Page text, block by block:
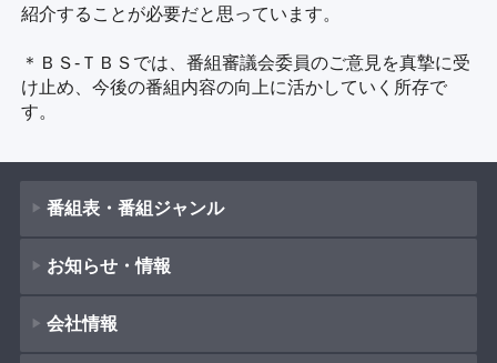
紹介することが必要だと思っています。
＊ＢＳ-ＴＢＳでは、番組審議会委員のご意見を真摯に受
け止め、今後の番組内容の向上に活かしていく所存で
す。
番組表・番組ジャンル
番組表
番組ジャンル
お知らせ・情報
新着情報
会社情報